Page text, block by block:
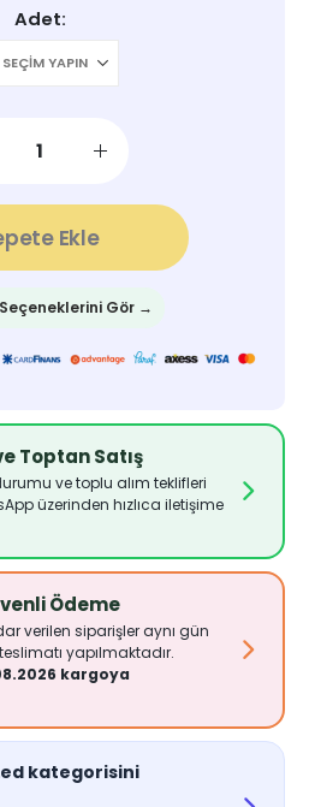
Adet
Ekle
Gör →
Toptan Satış
ve toplu alım teklifleri
üzerinden hızlıca iletişime
Ödeme
verilen siparişler aynı gün
yapılmaktadır.
kargoya
kategorisini